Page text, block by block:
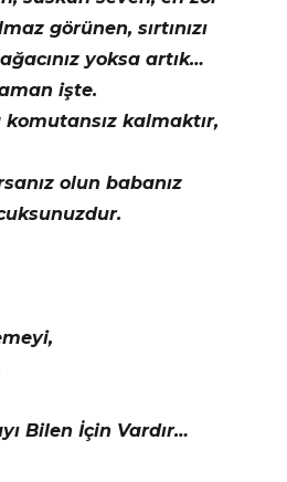
görünen, sırtınızı
yoksa artık…
işte.
komutansız kalmaktır,
olun babanız
Bilen İçin Vardır…